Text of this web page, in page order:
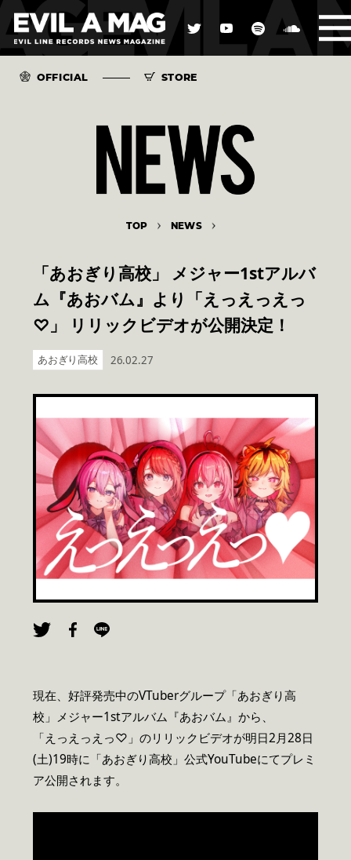
OFFICIAL STORE
TOP NEWS
「あおぎり高校」 メジャー1stアルバ
ム『あおバム』より「えっえっえっ
♡」 リリックビデオが公開決定！
あおぎり高校 26.02.27
現在、好評発売中のVTuberグループ「あおぎり高
校」メジャー1stアルバム『あおバム』から、
「えっえっえっ♡」のリリックビデオが明日2月28日
(土)19時に「あおぎり高校」公式YouTubeにてプレミ
ア公開されます。